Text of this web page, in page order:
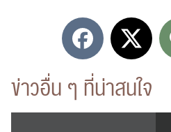
ข่าวอื่น ๆ ที่น่าสนใจ